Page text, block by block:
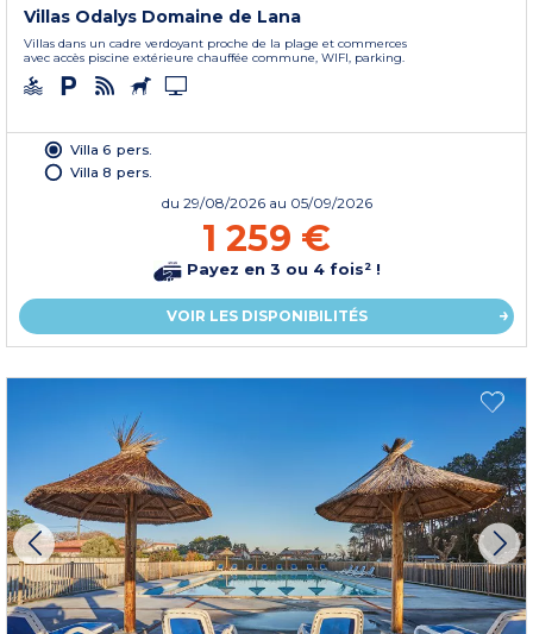
Villas Odalys Domaine de Lana
Villas dans un cadre verdoyant proche de la plage et commerces
avec accès piscine extérieure chauffée commune, WIFI, parking.
Villa 6 pers.
Villa 8 pers.
du 29/08/2026 au 05/09/2026
1 259 €
Payez en 3 ou 4 fois² !
VOIR LES DISPONIBILITÉS